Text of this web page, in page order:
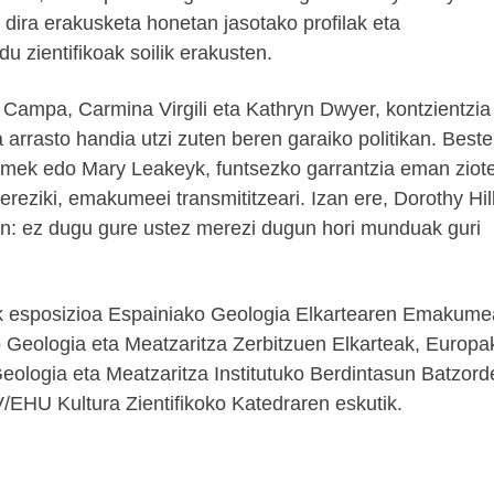
erakusketa honetan jasotako profilak eta
zientifikoak soilik erakusten.
Carmina Virgili eta Kathryn Dwyer, kontzientzia
handia utzi zuten beren garaiko politikan. Beste
edo Mary Leakeyk, funtsezko garrantzia eman
emakumeei transmititzeari. Izan ere, Dorothy Hill
ez dugu gure ustez merezi dugun hori munduak guri
Espainiako Geologia Elkartearen
eta Meatzaritza Zerbitzuen Elkarteak,
eta Meatzaritza Institutuko Berdintasun
Kultura Zientifikoko Katedraren eskutik.